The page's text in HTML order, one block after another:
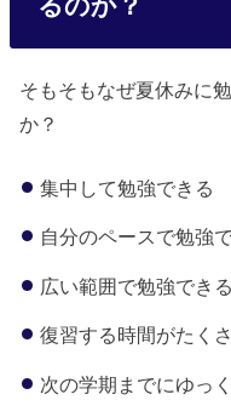
そもそもなぜ夏休みに
か？
集中して勉強できる
自分のペースで勉強
広い範囲で勉強できる
復習する時間がたく
次の学期までにゆっ